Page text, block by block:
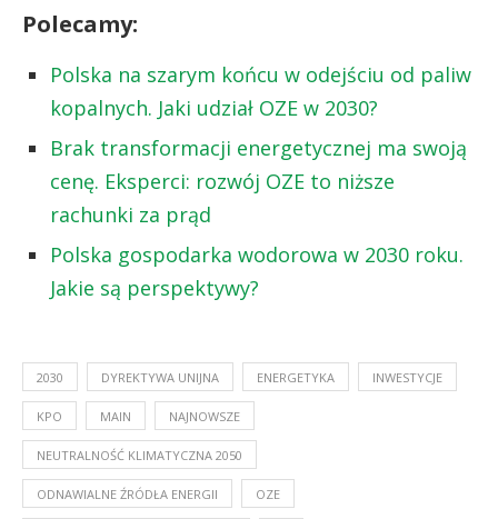
Polecamy:
Polska na szarym końcu w odejściu od paliw
kopalnych. Jaki udział OZE w 2030?
Brak transformacji energetycznej ma swoją
cenę. Eksperci: rozwój OZE to niższe
rachunki za prąd
Polska gospodarka wodorowa w 2030 roku.
Jakie są perspektywy?
2030 DYREKTYWA UNIJNA ENERGETYKA INWESTYCJE
KPO MAIN NAJNOWSZE
NEUTRALNOŚĆ KLIMATYCZNA 2050
ODNAWIALNE ŹRÓDŁA ENERGII OZE